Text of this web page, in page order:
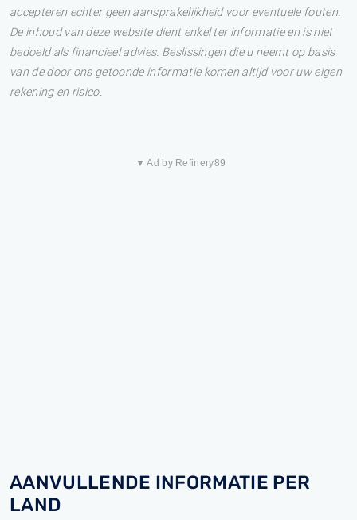
accepteren echter geen aansprakelijkheid voor eventuele fouten.
De inhoud van deze website dient enkel ter informatie en is niet
bedoeld als financieel advies. Beslissingen die u neemt op basis
van de door ons getoonde informatie komen altijd voor uw eigen
rekening en risico.
▼ Ad by Refinery89
AANVULLENDE INFORMATIE PER
LAND